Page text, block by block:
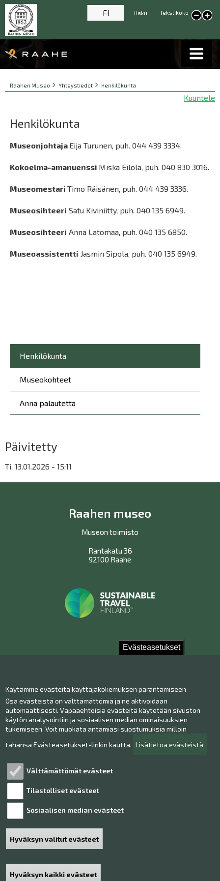
Evästeasetukset
Käytämme evästeitä käyttäjäkokemuksen parantamiseen
Osa evästeistä on välttämättömiä ja ne aktivoidaan
automaattisesti. Vapaaehtoisia evästeitä käytetään sivuston
käytön analysointiin ja sosiaalisen median ominaisuuksien
tukemiseen. Voit muokata antamiasi suostumuksia milloin
tahansa Evästeasetukset-linkin kautta. Lisätietoa evästeistä.
Välttämättömät evästeet
Tilastolliset evästeet
Sosiaalisen median evästeet
Hyväksyn valitut evästeet
Hyväksyn kaikki evästeet
Poista hyväksyntä
Tekstikoko
Pienennä tekstikokoa
Haku
FI
Breadcrumbs
You
Raahen Museo Yhteystiedot Henkilökunta
Kuuntele
Päävalikko
Henkilökunta
Museokohteet
Anna palautetta
Henkilökunta
Museonjohtaja Eija Turunen, puh. 044 439 3334.
Kokoelma-amanuenssi Miska Eilola, puh. 040 830 3016.
Museomestari Timo Räisänen, puh. 044 439 3336.
Museosihteeri Satu Kiviniitty, puh. 040 135 6949.
Museosihteeri Anna Latomaa, puh. 040 135 6850.
Museoassistentti Jasmin Sipola, puh. 040 135 6949.
Päivitetty
Ti, 13.01.2026 - 15:11
Raahen museo
Museon toimisto
Rantakatu 36
92100 Raahe
Yhteystiedot
Henkilökunta
Anna palautetta
Museo Facebookissa
Museo Instagramissa
Saavutettavuusseloste
Sivukartta